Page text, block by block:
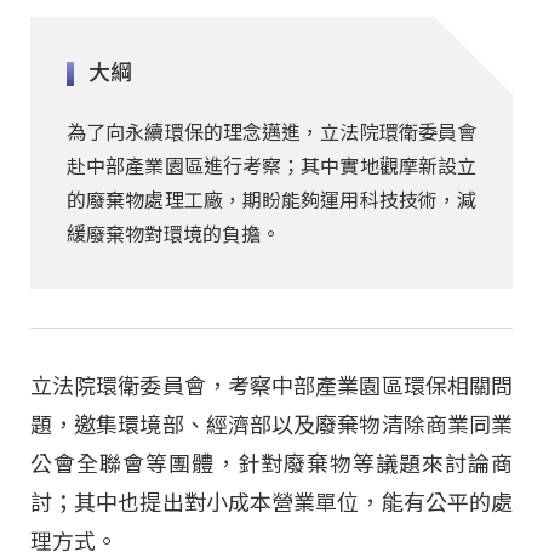
大綱
為了向永續環保的理念邁進，立法院環衛委員會
赴中部產業園區進行考察；其中實地觀摩新設立
的廢棄物處理工廠，期盼能夠運用科技技術，減
緩廢棄物對環境的負擔。
立法院環衛委員會，考察中部產業園區環保相關問
題，邀集環境部、經濟部以及廢棄物清除商業同業
公會全聯會等團體，針對廢棄物等議題來討論商
討；其中也提出對小成本營業單位，能有公平的處
理方式。